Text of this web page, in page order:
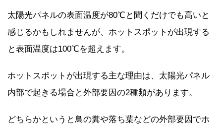
太陽光パネルの表面温度が80℃と聞くだけでも高いと
感じるかもしれませんが、ホットスポットが出現する
と表面温度は100℃を超えます。
ホットスポットが出現する主な理由は、太陽光パネル
内部で起きる場合と外部要因の2種類があります。
どちらかというと鳥の糞や落ち葉などの外部要因でホ